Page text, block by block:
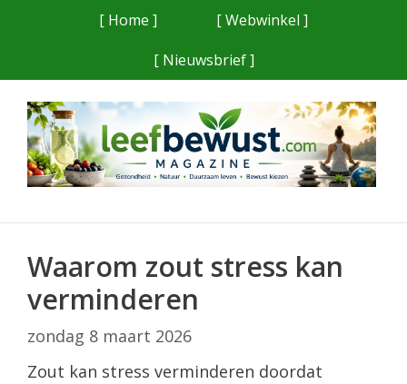
[ Home ]
[ Webwinkel ]
[ Nieuwsbrief ]
Waarom zout stress kan
verminderen
zondag 8 maart 2026
Zout kan stress verminderen doordat